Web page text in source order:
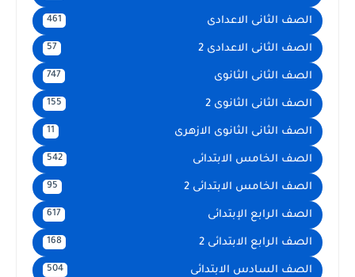
الصف الثانى الاعدادى 461
الصف الثانى الاعدادى 2 57
الصف الثانى الثانوى 747
الصف الثانى الثانوى 2 155
الصف الثانى الثانوى الازهرى 11
الصف الخامس الابتدائى 542
الصف الخامس الابتدائى 2 95
الصف الرابع الإبتدائى 617
الصف الرابع الابتدائى 2 168
الصف السادس الابتدائى 504